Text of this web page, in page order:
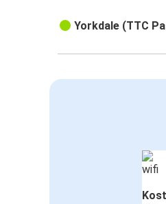
Yorkdale (TTC